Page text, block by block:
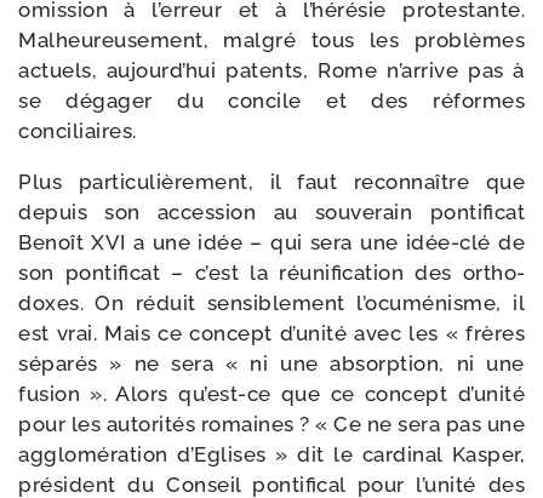
omis­sion à l’er­reur et à l’hé­ré­sie pro­tes­tante.
Malheureusement, mal­gré tous les pro­blèmes
actuels, aujourd’­hui patents, Rome n’ar­rive pas à
se déga­ger du concile et des réformes
conciliaires.
Plus par­ti­cu­liè­re­ment, il faut recon­naître que
depuis son acces­sion au sou­ve­rain pon­ti­fi­cat
Benoît XVI a une idée – qui sera une idée-​clé de
son pon­ti­fi­cat – c’est la réuni­fi­ca­tion des ortho­
doxes. On réduit sen­si­ble­ment l’o­cu­mé­nisme, il
est vrai. Mais ce concept d’u­ni­té avec les « frères
sépa­rés » ne sera « ni une absorp­tion, ni une
fusion ». Alors qu’est-​ce que ce concept d’u­ni­té
pour les auto­ri­tés romaines ? « Ce ne sera pas une
agglo­mé­ra­tion d’Eglises » dit le car­di­nal Kasper,
pré­sident du Conseil pon­ti­fi­cal pour l’u­ni­té des